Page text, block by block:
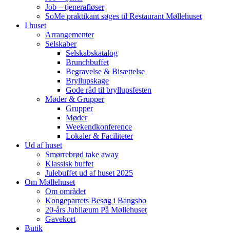
Job – tjenerafløser
SoMe praktikant søges til Restaurant Møllehuset
I huset
Arrangementer
Selskaber
Selskabskatalog
Brunchbuffet
Begravelse & Bisættelse
Bryllupskage
Gode råd til bryllupsfesten
Møder & Grupper
Grupper
Møder
Weekendkonference
Lokaler & Faciliteter
Ud af huset
Smørrebrød take away
Klassisk buffet
Julebuffet ud af huset 2025
Om Møllehuset
Om området
Kongeparrets Besøg i Bangsbo
20-års Jubilæum På Møllehuset
Gavekort
Butik